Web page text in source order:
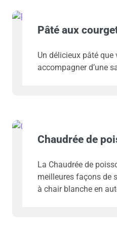
Pâté aux
Un délicieux pâté que
accompagner d’une
Chaudrée de
La Chaudrée de
meilleures façons de
à chair blanche en